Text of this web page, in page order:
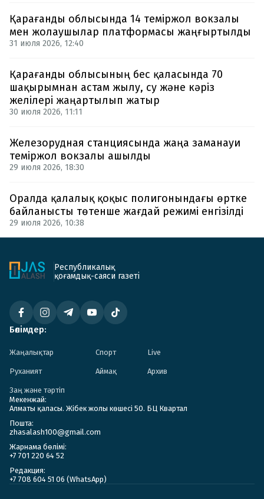
Қарағанды облысында 14 теміржол вокзалы
мен жолаушылар платформасы жаңғыртылды
31 июля 2026, 12:40
Қарағанды облысының бес қаласында 70
шақырымнан астам жылу, су және кәріз
желілері жаңартылып жатыр
30 июля 2026, 11:11
Железорудная станциясында жаңа заманауи
теміржол вокзалы ашылды
29 июля 2026, 18:30
Оралда қалалық қоқыс полигонындағы өртке
байланысты төтенше жағдай режимі енгізілді
29 июля 2026, 10:38
Республикалық
қоғамдық-саяси газеті
Бөлімдер:
Жаңалықтар Спорт Live
Руханият Аймақ Архив
Заң және тәртіп
Мекенжай:
Алматы қаласы. Жібек жолы көшесі 50. БЦ Квартал
Пошта:
zhasalash100@gmail.com
Жарнама бөлімі:
+7 701 220 64 52
Редакция:
+7 708 604 51 06 (WhatsApp)